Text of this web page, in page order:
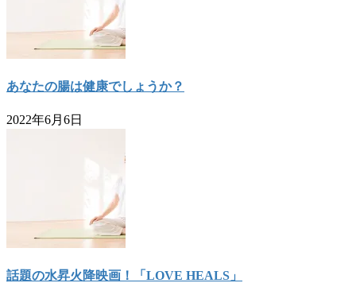
あなたの腸は健康でしょうか？
2022年6月6日
話題の水昇火降映画！「LOVE HEALS」